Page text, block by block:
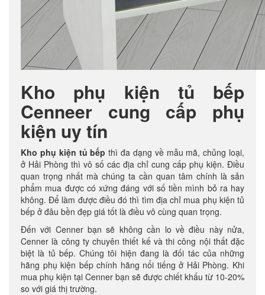
Kho phụ kiện tủ bếp
Cenneer cung cấp phụ
kiện uy tín
Kho phụ kiện tủ bếp thì đa dạng về mẫu mã, chủng loại,
ở Hải Phòng thì vô số các địa chỉ cung cấp phụ kiện. Điều
quan trọng nhất mà chúng ta cần quan tâm chính là sản
phẩm mua được có xứng đáng với số tiền mình bỏ ra hay
không. Để làm được điều đó thì tìm địa chỉ mua phụ kiện tủ
bếp ở đâu bền đẹp giá tốt là điều vô cùng quan trọng.
Đến với Cenner bạn sẽ không cần lo về điều này nửa,
Cenner là công ty chuyên thiết kế và thi công nội thất đặc
biệt là tủ bếp. Chúng tôi hiện đang là đối tác của những
hãng phụ kiện bếp chính hãng nổi tiếng ở Hải Phòng. Khi
mua phụ kiện tại Cenner bạn sẽ được chiết khấu từ 10-20%
so với giá thị trường.